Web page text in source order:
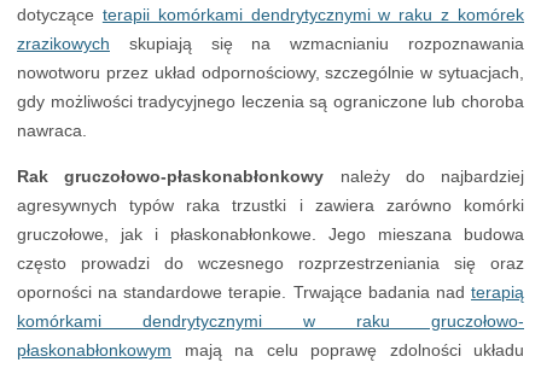
dotyczące terapii komórkami dendrytycznymi w raku z komórek
zrazikowych skupiają się na wzmacnianiu rozpoznawania
nowotworu przez układ odpornościowy, szczególnie w sytuacjach,
gdy możliwości tradycyjnego leczenia są ograniczone lub choroba
nawraca.
Rak gruczołowo-płaskonabłonkowy należy do najbardziej
agresywnych typów raka trzustki i zawiera zarówno komórki
gruczołowe, jak i płaskonabłonkowe. Jego mieszana budowa
często prowadzi do wczesnego rozprzestrzeniania się oraz
oporności na standardowe terapie. Trwające badania nad terapią
komórkami dendrytycznymi w raku gruczołowo-
płaskonabłonkowym mają na celu poprawę zdolności układu